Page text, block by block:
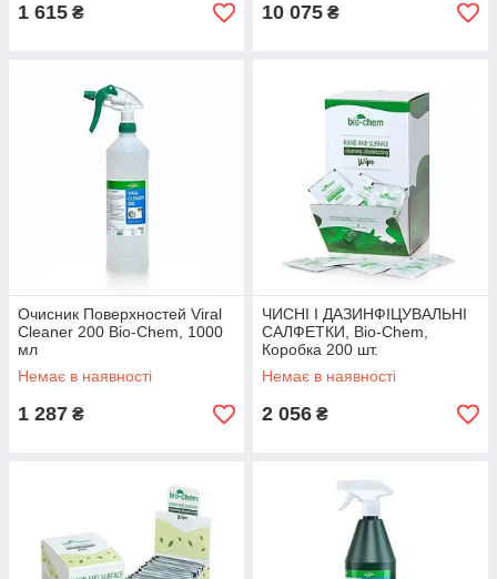
1 615 ₴ 10 075 ₴
Очисник Поверхностей Viral
Cleaner 200 Bio-Chem, 1000
мл
Немає в наявності
1 287 ₴
ЧИСНІ І ДАЗИНФІЦУВАЛЬНІ
САЛФЕТКИ, Bio-Chem,
Коробка 200 шт.
Немає в наявності
2 056 ₴